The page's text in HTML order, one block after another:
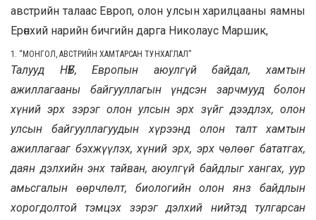
австрийн талаас Европ, олон улсын харилцааны яамны
Ерөнхий нарийн бичгийн дарга Николаус Маршик,
1. “ МОНГОЛ, АВСТРИЙН ХАМТАРСАН ТУНХАГЛАЛ”
Талууд НҮБ, Европын аюулгүй байдал, хамтын
ажиллагааны байгууллагын үндсэн зарчмууд болон
хүний эрх зэрэг олон улсын эрх зүйг дээдлэх, олон
улсын байгууллагуудын хүрээнд олон талт хамтын
ажиллагааг бэхжүүлэх, хүний эрх, эрх чөлөөг бататгах,
даян дэлхийн энх тайван, аюулгүй байдлыг хангах, уур
амьсгалын өөрчлөлт, биологийн олон янз байдлын
хорогдолтой тэмцэх зэрэг дэлхий нийтэд тулгарсан